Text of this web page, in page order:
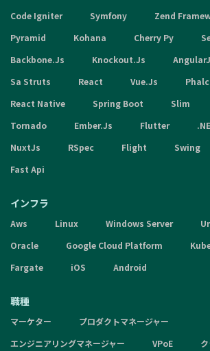
Code Igniter
Symfony Zend
Pyramid
Kohana Cherry Py
Backbone.Js
Knockout.Js
Sa Struts
React Vue.Js
React Native
Spring Boot Slim
Tornado
Ember.Js Flutter
NuxtJs
RSpec Flight Swing
Fast Api
インフラ
Aws Linux Windows Server
Oracle
Google Cloud Platform
Fargate
iOS Android
職種
マーケター
プロダクトマネージャー
エンジニアリングマネージャー
VPoE